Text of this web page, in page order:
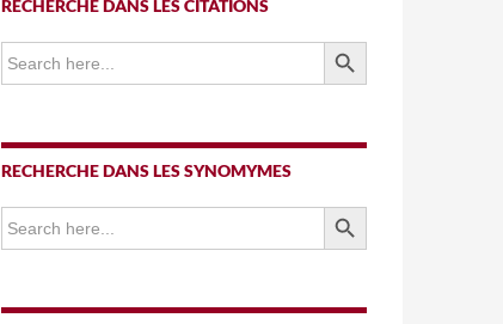
RECHERCHE DANS LES CITATIONS
Search
for:
SEARCH BUTTON
RECHERCHE DANS LES SYNOMYMES
Search
for:
SEARCH BUTTON